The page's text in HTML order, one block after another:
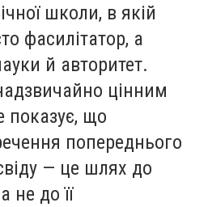
школи, в якій
фасилітатор, а
й авторитет.
цінним
показує, що
попереднього
— це шлях до
не до її